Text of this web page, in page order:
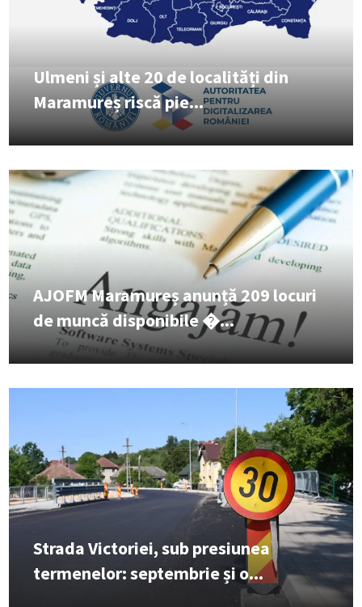
Ulmeni și alte 20 de localități din
Maramureș riscă pie...
AJOFM Maramureș anunță 209 locuri
de muncă disponibile �...
Strada Victoriei, sub presiunea
termenelor: septembrie și o...